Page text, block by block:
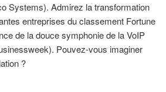
Systems). Admirez la transformation
entreprises du classement Fortune
de la douce symphonie de la VoIP
Pouvez-vous imaginer
?